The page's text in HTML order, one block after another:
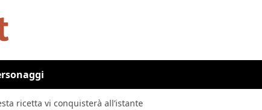
ricetta vi conquisterà all’istante